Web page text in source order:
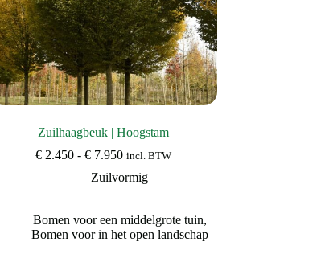
Zuilhaagbeuk | Hoogstam
€ 2.450 - € 7.950Prijsklasse:
tot
incl. BTW
Zuilvormig
Bomen voor een middelgrote tuin,
Bomen voor in het open landschap